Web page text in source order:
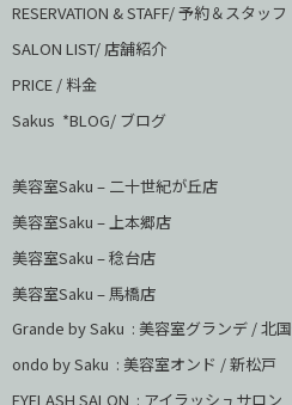
RESERVATION & STAFF/ 予約＆スタッフ
SALON LIST/ 店舗紹介
PRICE / 料金
Sakus *BLOG/ ブログ
美容室Saku – 二十世紀が丘店
美容室Saku – 上本郷店
美容室Saku –稔台店
美容室Saku – 馬橋店
Grande by Saku : 美容室グランデ / 北
ondo by Saku : 美容室オンド / 新松戸
EYELASH SALON : アイラッシュサロン